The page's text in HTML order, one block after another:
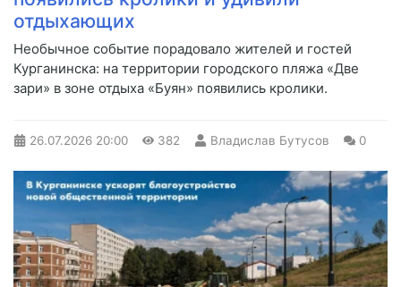
отдыхающих
Необычное событие порадовало жителей и гостей
Курганинска: на территории городского пляжа «Две
зари» в зоне отдыха «Буян» появились кролики.
26.07.2026 20:00 382 Владислав Бутусов 0